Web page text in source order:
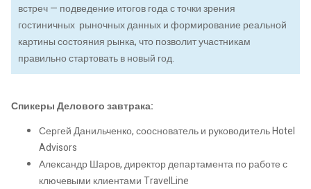
встреч — подведение итогов года с точки зрения
гостиничных рыночных данных и формирование реальной
картины состояния рынка, что позволит участникам
правильно стартовать в новый год.
Спикеры Делового завтрака:
Сергей Данильченко, сооснователь и руководитель Hotel
Advisors
Александр Шаров, директор департамента по работе с
ключевыми клиентами TravelLine